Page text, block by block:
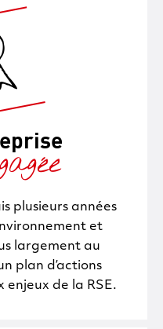
plusieurs années
et
largement au
plan d’actions
de la RSE.